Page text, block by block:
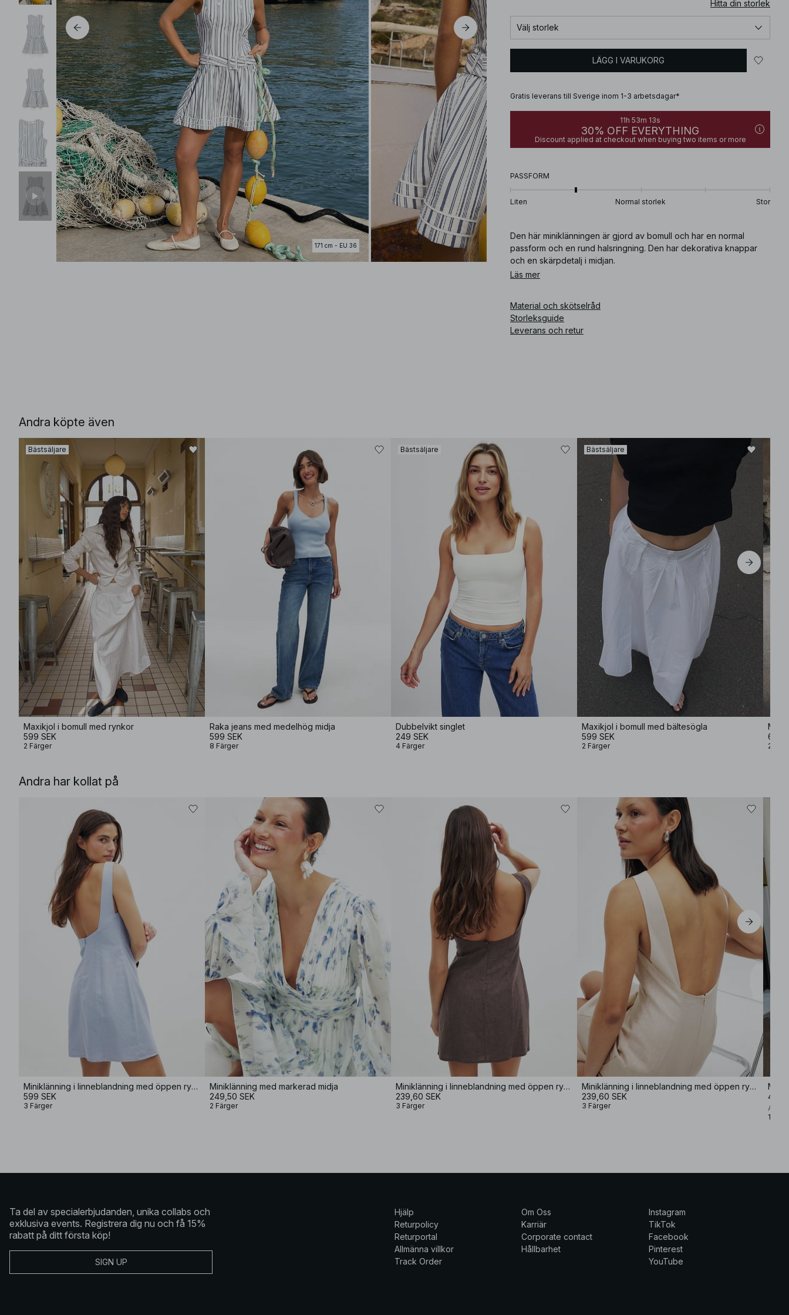
171 cm - EU 36
Hitta din storlek
Välj storlek
LÄGG I VARUKORG
Gratis leverans till Sverige inom 1-3 arbetsdagar*
11h 53m 12s
30% OFF EVERYTHING
Discount applied at checkout when buying two items or more
PASSFORM
Liten Normal storlek Stor
Den här miniklänningen är gjord av bomull och har en normal
passform och en rund halsringning. Den har dekorativa knappar
och en skärpdetalj i midjan.
Läs mer
Material och skötselråd
Storleksguide
Leverans och retur
Andra köpte även
Bästsäljare
Maxikjol i bomull med rynkor
599 SEK
2 Färger
Raka jeans med medelhög midja
599 SEK
8 Färger
Bästsäljare
Dubbelvikt singlet
249 SEK
4 Färger
Bästsäljare
Maxikjol i bomull med bältesögla
599 SEK
2 Färger
699
2
Andra har kollat på
Miniklänning i linneblandning med öppen rygg
599 SEK
3 Färger
Miniklänning med markerad midja
249,50 SEK
2 Färger
Miniklänning i linneblandning med öppen rygg
239,60 SEK
3 Färger
Miniklänning i linneblandning med öppen rygg
239,60 SEK
3 Färger
499
1 Färg
Ta del av specialerbjudanden, unika collabs och
exklusiva events. Registrera dig nu och få 15%
rabatt på ditt första köp!
SIGN UP
Hjälp
Returpolicy
Returportal
Allmänna villkor
Track Order
Om Oss
Karriär
Corporate contact
Hållbarhet
Instagram
TikTok
Facebook
Pinterest
YouTube